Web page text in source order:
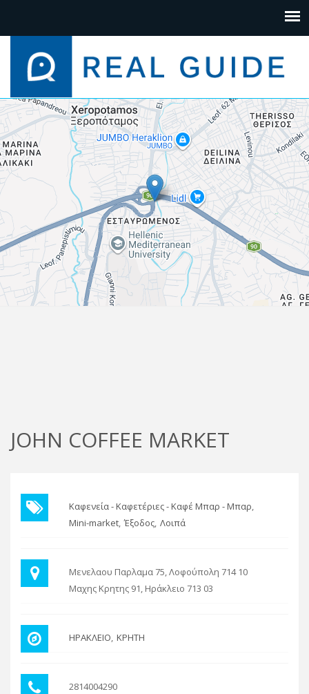
+
−
Leaflet| Map data ©Google
JOHN COFFEE MARKET
Καφενεία - Καφετέριες - Καφέ Μπαρ - Μπαρ
Mini-market Έξοδος Λοιπά
Μενελαου Παρλαμα 75, Λοφούπολη 714 10
Μαχης Κρητης 91, Ηράκλειο 713 03
ΗΡΑΚΛΕΙΟ ΚΡΗΤΗ
2814004290